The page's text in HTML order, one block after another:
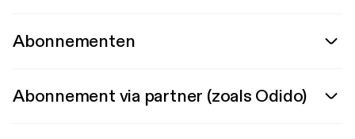
Abonnementen
Abonnement via partner (zoals Odido)